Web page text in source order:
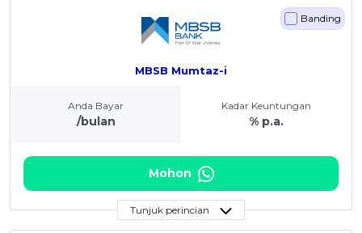
MBSB Mumtaz-i
Banding
Anda Bayar
/bulan
Kadar Keuntungan
% p.a.
Mohon
Tunjuk perincian